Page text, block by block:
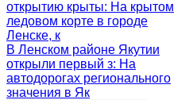
открытию крыты: На крытом
ледовом корте в городе
Ленске, к
В Ленском районе Якутии
открыли первый з: На
автодорогах регионального
значения в Як